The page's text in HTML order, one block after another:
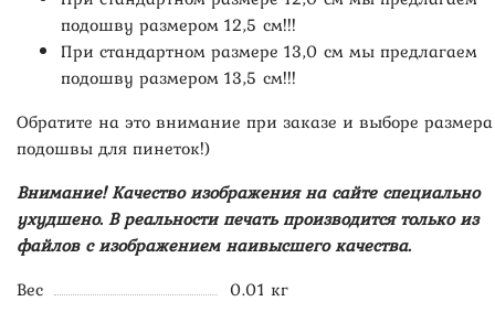
подошву размером 12,5 см!!!
При стандартном размере 13,0 см мы предлагаем
подошву размером 13,5 см!!!
Обратите на это внимание при заказе и выборе размера
подошвы для пинеток!)
Внимание! Качество изображения на сайте специально
ухудшено. В реальности печать производится только из
файлов с изображением наивысшего качества.
Вес
0.01 кг